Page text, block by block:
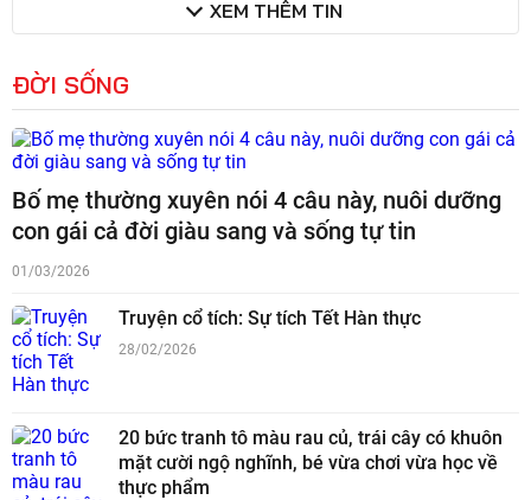
XEM THÊM TIN
ĐỜI SỐNG
Bố mẹ thường xuyên nói 4 câu này, nuôi dưỡng
con gái cả đời giàu sang và sống tự tin
01/03/2026
Truyện cổ tích: Sự tích Tết Hàn thực
28/02/2026
20 bức tranh tô màu rau củ, trái cây có khuôn
mặt cười ngộ nghĩnh, bé vừa chơi vừa học về
thực phẩm